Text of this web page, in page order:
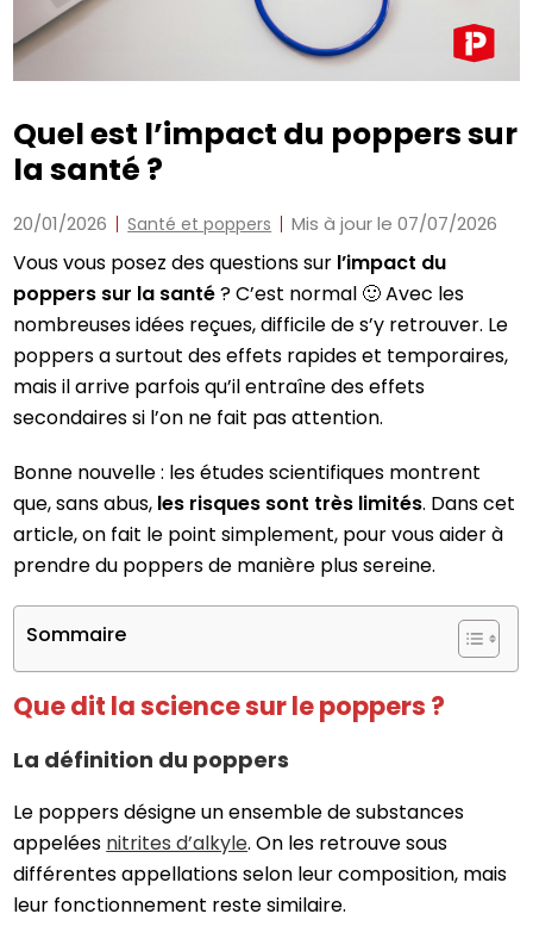
Quel est l’impact du poppers sur
la santé ?
20/01/2026 Santé et poppers Mis à jour le 07/07/2026
Vous vous posez des questions sur l’impact du
poppers sur la santé? C’est normal 🙂 Avec les
nombreuses idées reçues, difficile de s’y retrouver. Le
poppers a surtout des effets rapides et temporaires,
mais il arrive parfois qu’il entraîne des effets
secondaires si l’on ne fait pas attention.
Bonne nouvelle : les études scientifiques montrent
que, sans abus, les risques sont très limités. Dans cet
article, on fait le point simplement, pour vous aider à
prendre du poppers de manière plus sereine.
Sommaire
Que dit la science sur le poppers ?
La définition du poppers
Le poppers désigne un ensemble de substances
appelées nitrites d’alkyle. On les retrouve sous
différentes appellations selon leur composition, mais
leur fonctionnement reste similaire.